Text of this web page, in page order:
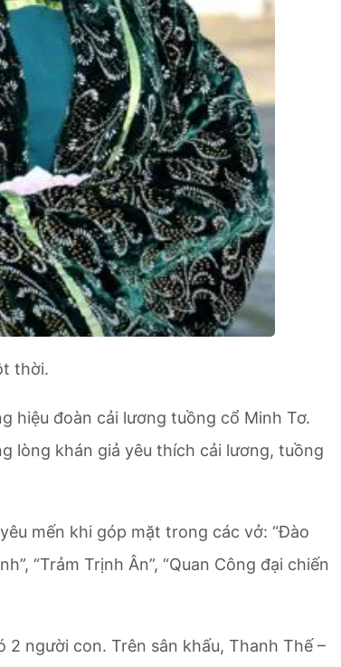
thời.
hiệu đoàn cải lương tuồng cổ Minh Tơ.
lòng khán giả yêu thích cải lương, tuồng
mến khi góp mặt trong các vở: “Đào
“Trảm Trịnh Ân”, “Quan Công đại chiến
người con. Trên sân khấu, Thanh Thế –